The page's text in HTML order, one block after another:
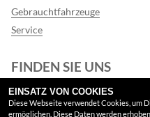
Gebrauchtfahrzeuge
Service
FINDEN SIE UNS
Instagram
EINSATZ VON COOKIES
Diese Webseite verwendet Cookies, um
ermöglichen. Diese Daten werden